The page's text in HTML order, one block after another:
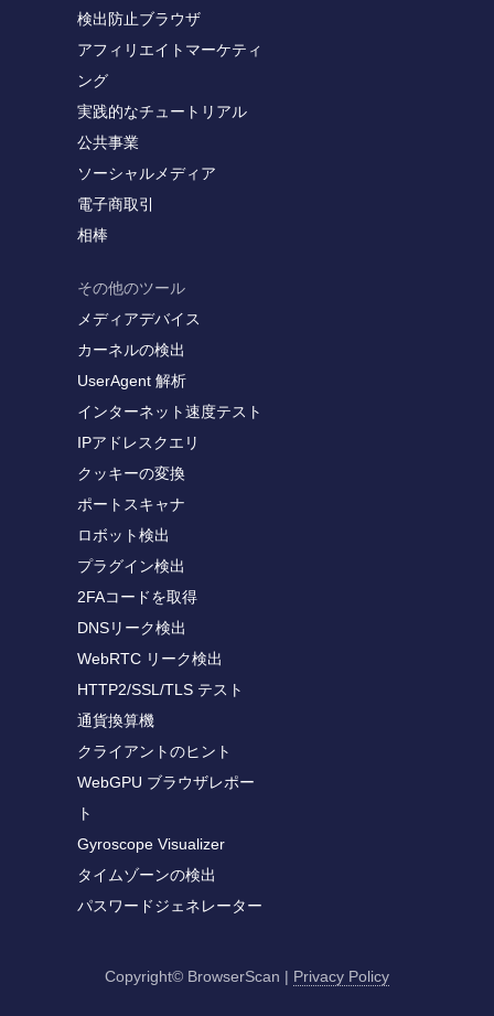
検出防止ブラウザ
アフィリエイトマーケティ
ング
実践的なチュートリアル
公共事業
ソーシャルメディア
電子商取引
相棒
その他のツール
メディアデバイス
カーネルの検出
UserAgent 解析
インターネット速度テスト
IPアドレスクエリ
クッキーの変換
ポートスキャナ
ロボット検出
プラグイン検出
2FAコードを取得
DNSリーク検出
WebRTC リーク検出
HTTP2/SSL/TLS テスト
通貨換算機
クライアントのヒント
WebGPU ブラウザレポー
ト
Gyroscope Visualizer
タイムゾーンの検出
パスワードジェネレーター
Copyright© BrowserScan | Privacy Policy